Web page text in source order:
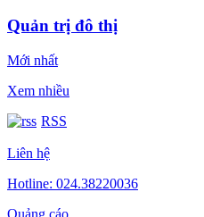
Quản trị đô thị
Mới nhất
Xem nhiều
RSS
Liên hệ
Hotline: 024.38220036
Quảng cáo